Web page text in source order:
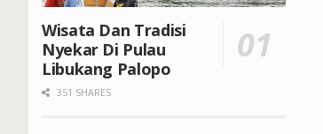
Wisata Dan Tradisi
Nyekar Di Pulau
Libukang Palopo
351 SHARES